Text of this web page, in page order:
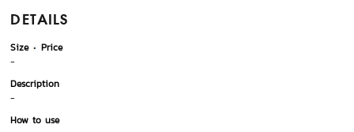
DETAILS
Size
Price
-
Description
-
How to use